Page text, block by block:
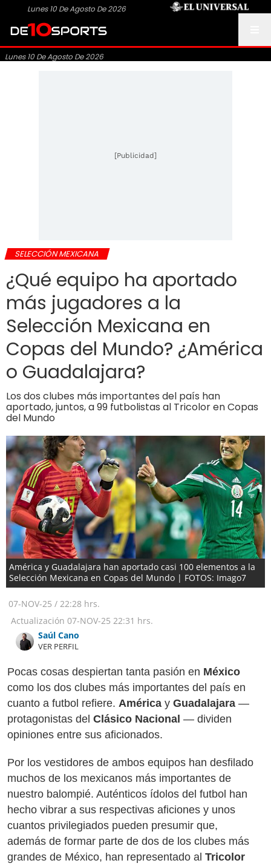
Lunes 10 De Agosto De 2026
Lunes 10 De Agosto De 2026
[Publicidad]
SELECCIÓN MEXICANA
¿Qué equipo ha aportado
más jugadores a la
Selección Mexicana en
Copas del Mundo? ¿América
o Guadalajara?
Los dos clubes más importantes del país han
aportado, juntos, a 99 futbolistas al Tricolor en Copas
del Mundo
América y Guadalajara han aportado casi 100 elementos a la
Selección Mexicana en Copas del Mundo | FOTOS: Imago7
07-NOV-25 / 22:28 hrs.
Actualización 07-NOV-25 22:31 hrs.
Saúl Cano
VER PERFIL
Pocas cosas despiertan tanta pasión en México
como los dos clubes más importantes del país en
cuanto a futbol refiere. América y Guadalajara —
protagonistas del Clásico Nacional — dividen
opiniones entre sus aficionados.
Por los vestidores de ambos equipos han desfilado
muchos de los mexicanos más importantes de
nuestro balompié. Auténticos ídolos del futbol han
hecho vibrar a sus respectivas aficiones y unos
cuantos privilegiados pueden presumir que,
además de formar parte de dos de los clubes más
grandes de México, han representado al Tricolor